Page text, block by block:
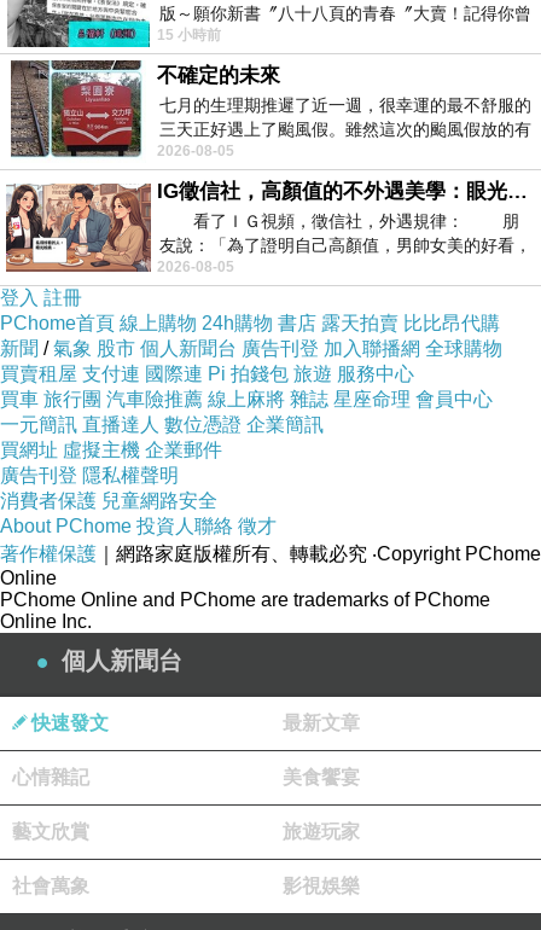
剛剛端上桌的仙草紅豆薏仁冰，稍後再
將兩人的紅豆綠豆均分一半，就擁有四
種口味。很久沒吃甜食，冰品入口瞬
間，確實美味爽口
版～願你新書〞八十八頁的青春〞大賣！記得你曾
經在我的版留言…「好讚的圖^^感覺大家
15 小時前
不確定的未來
七月的生理期推遲了近一週，很幸運的最不舒服的
三天正好遇上了颱風假。雖然這次的颱風假放的有
點虛，因為風雨不大，但這也是最想要的
2026-08-05
IG徵信社，高顏值的不外遇美學：眼光太高也是一種防禦，為了證明我長得好看，我決定一輩子不外遇！
看了ＩＧ視頻，徵信社，外遇規律： 朋
友說：「為了證明自己高顏值，男帥女美的好看，
且眼光高，我決定一輩子不外遇。」
2026-08-05
登入 註冊
PChome首頁 線上購物 24h購物 書店 露天拍賣 比比昂代購
新聞 /氣象 股市 個人新聞台 廣告刊登 加入聯播網 全球購物
買賣租屋 支付連 國際連 Pi 拍錢包 旅遊 服務中心
買車 旅行團 汽車險推薦 線上麻將 雜誌 星座命理 會員中心
一元簡訊 直播達人 數位憑證 企業簡訊
買網址 虛擬主機 企業郵件
廣告刊登 隱私權聲明
消費者保護 兒童網路安全
About PChome 投資人聯絡 徵才
著作權保護 ｜網路家庭版權所有、轉載必究 ‧Copyright PChome
Online
PChome Online and PChome are trademarks of PChome
Online Inc.
個人新聞台
快速發文 最新文章
心情雜記 美食饗宴
藝文欣賞 旅遊玩家
社會萬象 影視娛樂